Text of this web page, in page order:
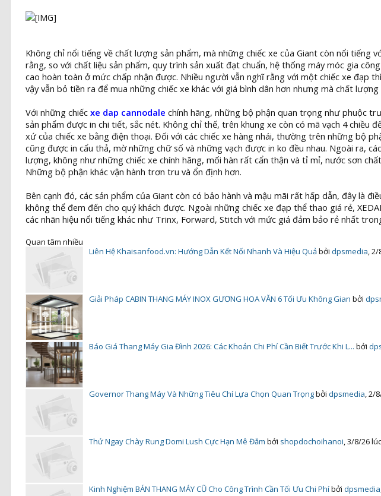
Không chỉ nổi tiếng về chất lượng sản phẩm, mà những chiếc xe của Giant còn nổi tiếng
rằng, so với chất liệu sản phẩm, quy trình sản xuất đạt chuẩn, hệ thống máy móc gia
cao hoàn toàn ở mức chấp nhận được. Nhiều người vẫn nghĩ rằng với một chiếc xe đạp
vậy vẫn bỏ tiền ra để mua những chiếc xe khác với giá bình dân hơn nhưng mà chất
Với những chiếcxe dap cannodale chính hãng, những bộ phận quan trọng như phuộc
sản phẩm được in chi tiết, sắc nét. Không chỉ thế, trên khung xe còn có mã vạch 4 chiều
xứ của chiếc xe bằng điện thoại. Đối với các chiếc xe hàng nhái, thường trên những bộ
cũng được in cẩu thả, mờ những chữ số và những vạch được in ko đều nhau. Ngoài ra,
lượng, không như những chiếc xe chính hãng, mối hàn rất cẩn thận và tỉ mỉ, nước sơn
Những bộ phận khác vận hành trơn tru và ổn định hơn.
Bên cạnh đó, các sản phẩm của Giant còn có bảo hành và mậu mãi rất hấp dẫn, đây là
không thể đem đến cho quý khách được. Ngoài những chiếc xe đạp thể thao giá rẻ,
các nhãn hiệu nổi tiếng khác như Trinx, Forward, Stitch với mức giá đảm bảo rẻ nhất
Quan tâm nhiều
Liên Hệ Khaisanfood.vn: Hướng Dẫn Kết Nối Nhanh Và Hiệu Quảbởidpsmedia,2/
Giải Pháp CABIN THANG MÁY INOX GƯƠNG HOA VĂN 6 Tối Ưu Không Gian bởi
Báo Giá Thang Máy Gia Đình 2026: Các Khoản Chi Phí Cần Biết Trước Khi L... bởi
Governor Thang Máy Và Những Tiêu Chí Lựa Chọn Quan Trọngbởidpsmedia,2/
Thử Ngay Chày Rung Domi Lush Cực Hạn Mê Đắm bởi shopdochoihanoi,3/8/26
Kinh Nghiệm BÁN THANG MÁY CŨ Cho Công Trình Cần Tối Ưu Chi Phíbởidpsmedia